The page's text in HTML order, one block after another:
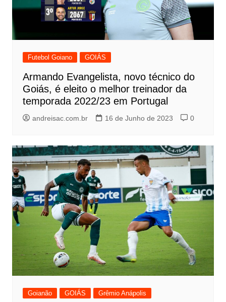
Futebol Goiano GOIÁS
Armando Evangelista, novo técnico do
Goiás, é eleito o melhor treinador da
temporada 2022/23 em Portugal
andreisac.com.br 16 de Junho de 2023 0
Goianão GOIÁS Grêmio Anápolis